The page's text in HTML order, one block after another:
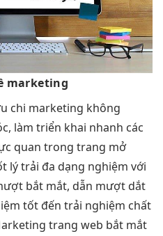
marketing
chi marketing không
làm triển khai nhanh các
quan trong trang mở
lý trải đa dạng nghiệm với
bắt mắt, dẫn mượt dắt
tốt đến trải nghiệm chất
trang web bắt mắt